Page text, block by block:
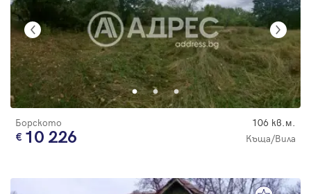
Борското 106 кв.м.
10 226 Къща/Вила